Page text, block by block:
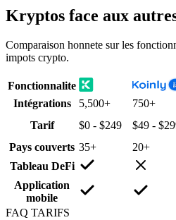
Kryptos face aux
Comparaison honnete sur les
impots crypto.
Fonctionnalite
Intégrations
5,500+ 750+
Tarif
$0 - $249 $49 -
Pays couverts 35+ 20+
Tableau DeFi
Application
mobile
FAQ TARIFS